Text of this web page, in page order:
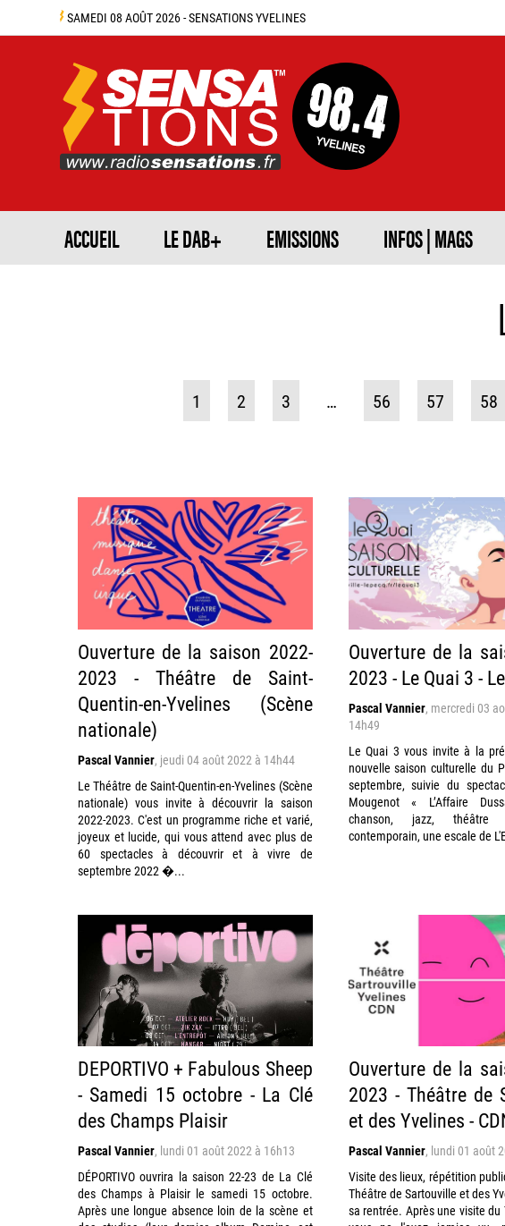
SAMEDI 08 AOÛT 2026 - SENSATIONS YVELINES
ACCUEIL LE DAB+ EMISSIONS INFOS | MAGS
1 2 3 … 56 57 58
Ouverture de la saison 2022-
2023 - Théâtre de Saint-
Quentin-en-Yvelines (Scène
nationale)
Pascal Vannier, jeudi 04 août 2022 à 14h44
Le Théâtre de Saint-Quentin-en-Yvelines (Scène
nationale) vous invite à découvrir la saison
2022-2023. C'est un programme riche et varié,
joyeux et lucide, qui vous attend avec plus de
60 spectacles à découvrir et à vivre de
septembre 2022 �...
Ouverture de la
2023 - Le Quai 3 -
Pascal Vannier, mercredi 03
14h49
Le Quai 3 vous invite à la
nouvelle saison culturelle du
septembre, suivie du
Mougenot « L’Affaire
chanson, jazz, théâtre
contemporain, une escale de
DEPORTIVO + Fabulous Sheep
- Samedi 15 octobre - La Clé
des Champs Plaisir
Pascal Vannier, lundi 01 août 2022 à 16h13
DÉPORTIVO ouvrira la saison 22-23 de La Clé
des Champs à Plaisir le samedi 15 octobre.
Après une longue absence loin de la scène et
Ouverture de la
2023 - Théâtre de
et des Yvelines -
Pascal Vannier, lundi 01 août
Visite des lieux, répétition
Théâtre de Sartouville et des
sa rentrée. Après une visite du